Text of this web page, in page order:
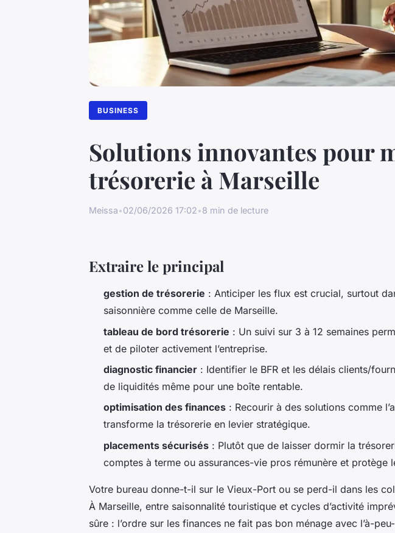
BUSINESS
Solutions innovantes pour
trésorerie à Marseille
Meissa•02/06/2026 17:02•8 min de lecture
Extraire le principal
gestion de trésorerie : Anticiper les flux est crucial, surtout
saisonnière comme celle de Marseille.
tableau de bord trésorerie : Un suivi sur 3 à 12 semaines
et de piloter activement l’entreprise.
diagnostic financier : Identifier le BFR et les délais clients/
de liquidités même pour une boîte rentable.
optimisation des finances : Recourir à des solutions comme
transforme la trésorerie en levier stratégique.
placements sécurisés : Plutôt que de laisser dormir la
comptes à terme ou assurances-vie pros rémunère et protège
Votre bureau donne-t-il sur le Vieux-Port ou se perd-il dans les
À Marseille, entre saisonnalité touristique et cycles d’activité
sûre : l’ordre sur les finances ne fait pas bon ménage avec l’à-